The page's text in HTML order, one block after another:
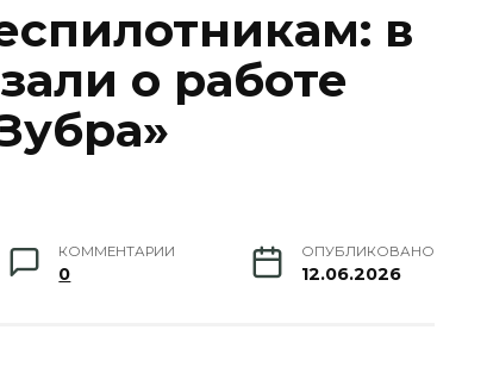
в
о работе
КОММЕНТАРИИ
0
ОПУБЛИКОВАНО
12.06.2026